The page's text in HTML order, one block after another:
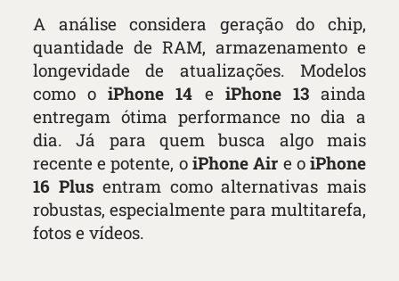
A análise considera geração do chip,
quantidade de RAM, armazenamento e
longevidade de atualizações. Modelos
como oiPhone 14 e iPhone 13ainda
entregam ótima performance no dia a
dia. Já para quem busca algo mais
recente e potente, o iPhone Air e oiPhone
16 Plus entram como alternativas mais
robustas, especialmente para multitarefa,
fotos e vídeos.